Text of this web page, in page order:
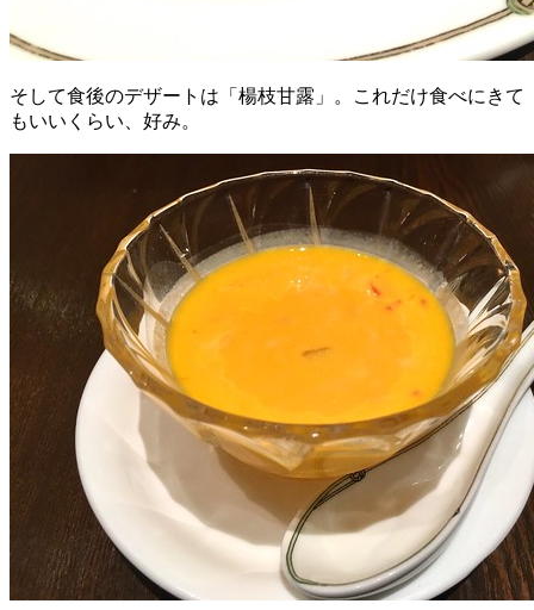
そして食後のデザートは「楊枝甘露」。これだけ食べにきて
もいいくらい、好み。